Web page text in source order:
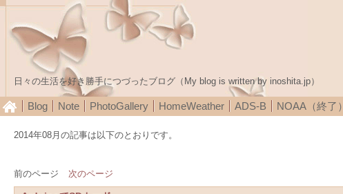
日々の生活を好き勝手につづったブログ（My blog is written by inoshita.jp）
Blog Note PhotoGallery HomeWeather ADS-B NOAA（終了）
2014年08月の記事は以下のとおりです。
前のページ
次のページ